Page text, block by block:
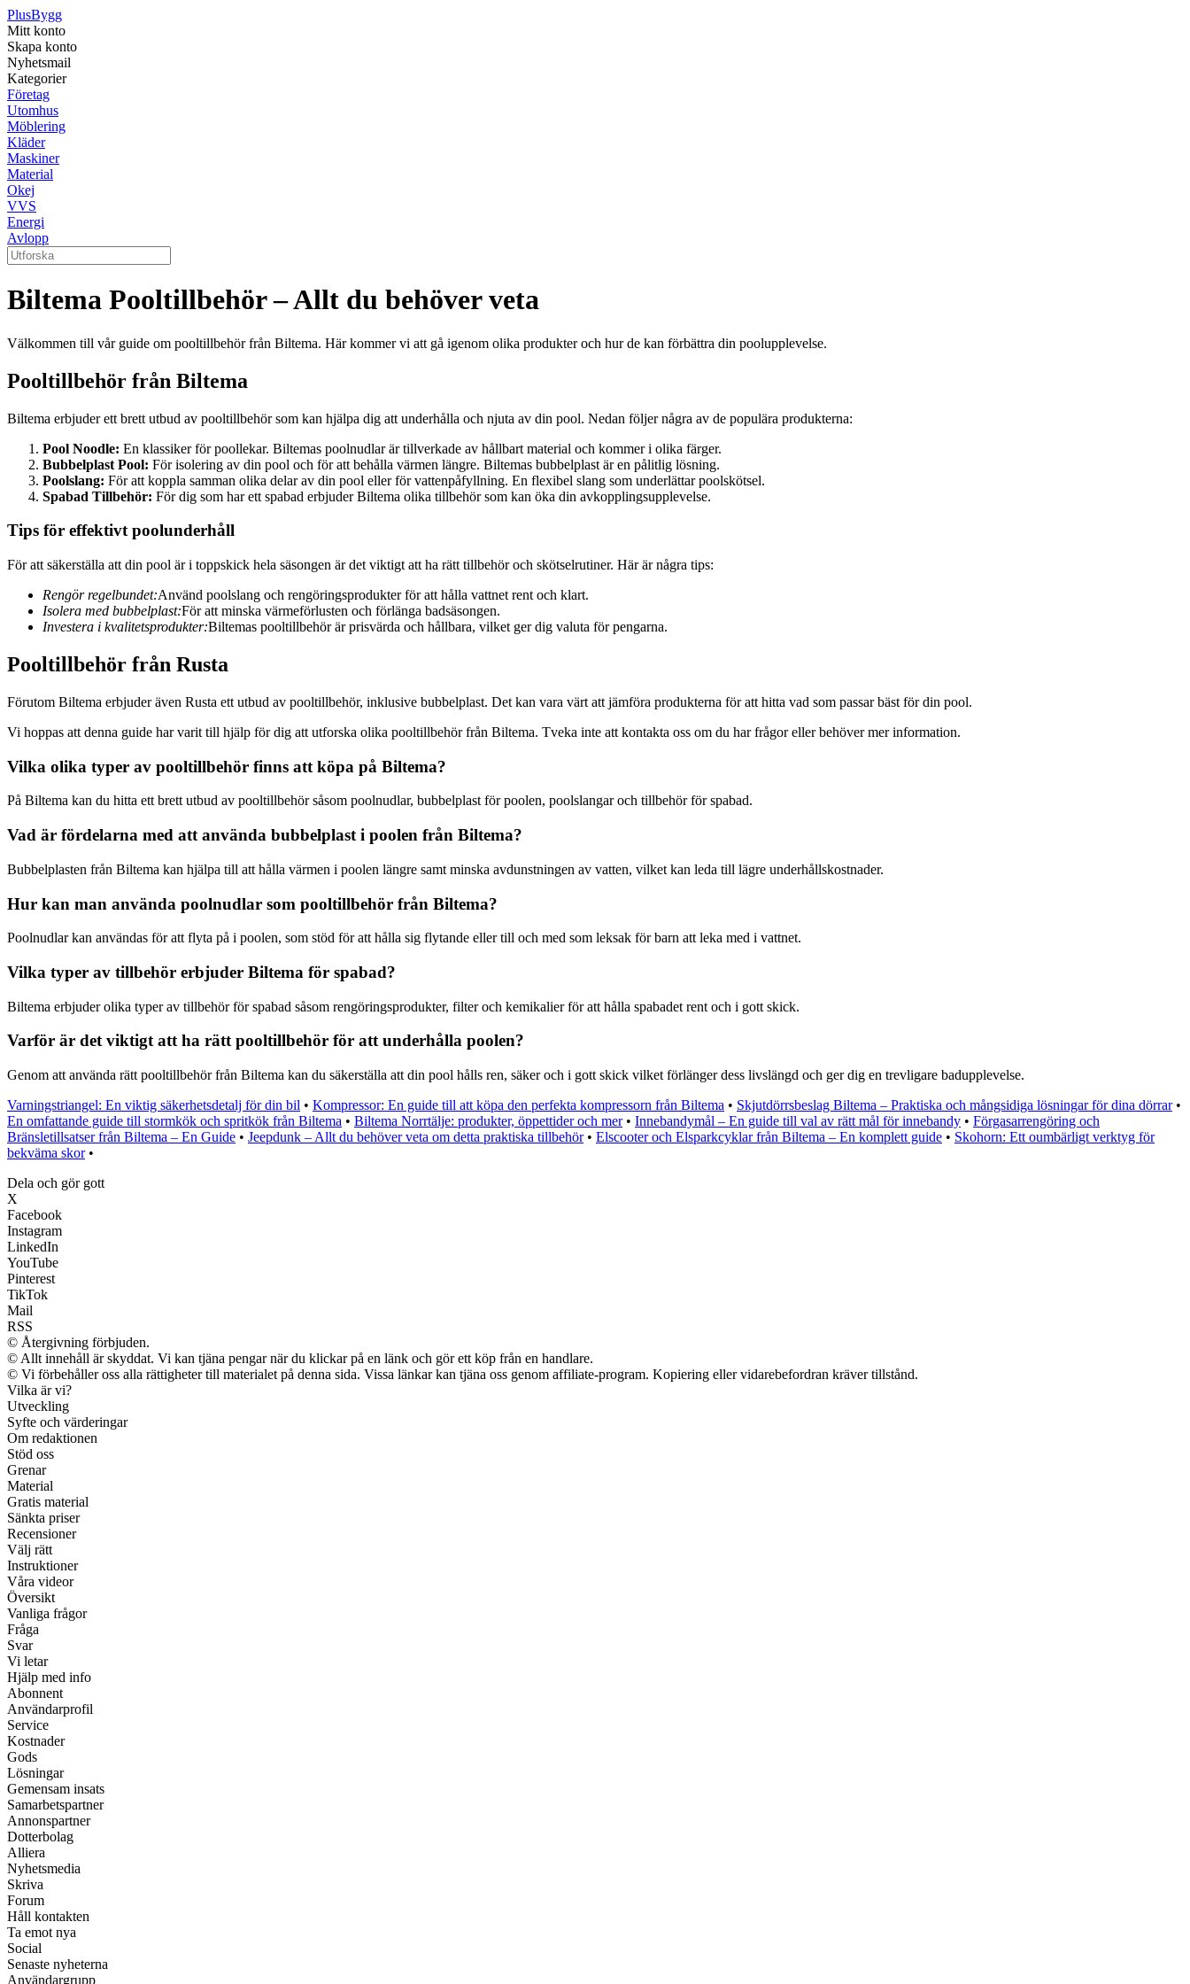
PlusBygg
Mitt konto
Skapa konto
Nyhetsmail
Kategorier
Företag
Utomhus
Möblering
Kläder
Maskiner
Material
Okej
VVS
Energi
Avlopp
Biltema Pooltillbehör – Allt du behöver veta
Välkommen till vår guide om pooltillbehör från Biltema. Här kommer vi att gå igenom olika produkter och hur de kan förbättra din poolupplevelse.
Pooltillbehör från Biltema
Biltema erbjuder ett brett utbud av pooltillbehör som kan hjälpa dig att underhålla och njuta av din pool. Nedan följer några av de populära produkterna:
Pool Noodle: En klassiker för poollekar. Biltemas poolnudlar är tillverkade av hållbart material och kommer i olika färger.
Bubbelplast Pool: För isolering av din pool och för att behålla värmen längre. Biltemas bubbelplast är en pålitlig lösning.
Poolslang: För att koppla samman olika delar av din pool eller för vattenpåfyllning. En flexibel slang som underlättar poolskötsel.
Spabad Tillbehör: För dig som har ett spabad erbjuder Biltema olika tillbehör som kan öka din avkopplingsupplevelse.
Tips för effektivt poolunderhåll
För att säkerställa att din pool är i toppskick hela säsongen är det viktigt att ha rätt tillbehör och skötselrutiner. Här är några tips:
Rengör regelbundet:Använd poolslang och rengöringsprodukter för att hålla vattnet rent och klart.
Isolera med bubbelplast:För att minska värmeförlusten och förlänga badsäsongen.
Investera i kvalitetsprodukter:Biltemas pooltillbehör är prisvärda och hållbara, vilket ger dig valuta för pengarna.
Pooltillbehör från Rusta
Förutom Biltema erbjuder även Rusta ett utbud av pooltillbehör, inklusive bubbelplast. Det kan vara värt att jämföra produkterna för att hitta vad som passar bäst för din pool.
Vi hoppas att denna guide har varit till hjälp för dig att utforska olika pooltillbehör från Biltema. Tveka inte att kontakta oss om du har frågor eller behöver mer information.
Vilka olika typer av pooltillbehör finns att köpa på Biltema?
På Biltema kan du hitta ett brett utbud av pooltillbehör såsom poolnudlar, bubbelplast för poolen, poolslangar och tillbehör för spabad.
Vad är fördelarna med att använda bubbelplast i poolen från Biltema?
Bubbelplasten från Biltema kan hjälpa till att hålla värmen i poolen längre samt minska avdunstningen av vatten, vilket kan leda till lägre underhållskostnader.
Hur kan man använda poolnudlar som pooltillbehör från Biltema?
Poolnudlar kan användas för att flyta på i poolen, som stöd för att hålla sig flytande eller till och med som leksak för barn att leka med i vattnet.
Vilka typer av tillbehör erbjuder Biltema för spabad?
Biltema erbjuder olika typer av tillbehör för spabad såsom rengöringsprodukter, filter och kemikalier för att hålla spabadet rent och i gott skick.
Varför är det viktigt att ha rätt pooltillbehör för att underhålla poolen?
Genom att använda rätt pooltillbehör från Biltema kan du säkerställa att din pool hålls ren, säker och i gott skick vilket förlänger dess livslängd och ger dig en trevligare badupplevelse.
Varningstriangel: En viktig säkerhetsdetalj för din bil • Kompressor: En guide till att köpa den perfekta kompressorn från Biltema • Skjutdörrsbeslag Biltema – Praktiska och mångsidiga lösningar för dina dörrar•
En omfattande guide till stormkök och spritkök från Biltema • Biltema Norrtälje: produkter, öppettider och mer• Innebandymål – En guide till val av rätt mål för innebandy • Förgasarrengöring och
Bränsletillsatser från Biltema – En Guide • Jeepdunk – Allt du behöver veta om detta praktiska tillbehör• Elscooter och Elsparkcyklar från Biltema – En komplett guide • Skohorn: Ett oumbärligt verktyg för
bekväma skor•
Dela och gör gott
X
Facebook
Instagram
LinkedIn
YouTube
Pinterest
TikTok
Mail
RSS
© Återgivning förbjuden.
© Allt innehåll är skyddat. Vi kan tjäna pengar när du klickar på en länk och gör ett köp från en handlare.
© Vi förbehåller oss alla rättigheter till materialet på denna sida. Vissa länkar kan tjäna oss genom affiliate-program. Kopiering eller vidarebefordran kräver tillstånd.
Vilka är vi?
Utveckling
Syfte och värderingar
Om redaktionen
Stöd oss
Grenar
Material
Gratis material
Sänkta priser
Recensioner
Välj rätt
Instruktioner
Våra videor
Översikt
Vanliga frågor
Fråga
Svar
Vi letar
Hjälp med info
Abonnent
Användarprofil
Service
Kostnader
Gods
Lösningar
Gemensam insats
Samarbetspartner
Annonspartner
Dotterbolag
Alliera
Nyhetsmedia
Skriva
Forum
Håll kontakten
Ta emot nya
Social
Senaste nyheterna
Användargrupp